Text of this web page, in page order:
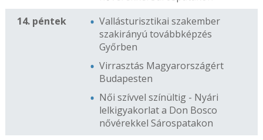
14. péntek
Vallásturisztikai szakember
szakirányú továbbképzés
Győrben
Virrasztás Magyarországért
Budapesten
Női szívvel színültig - Nyári
lelkigyakorlat a Don Bosco
nővérekkel Sárospatakon